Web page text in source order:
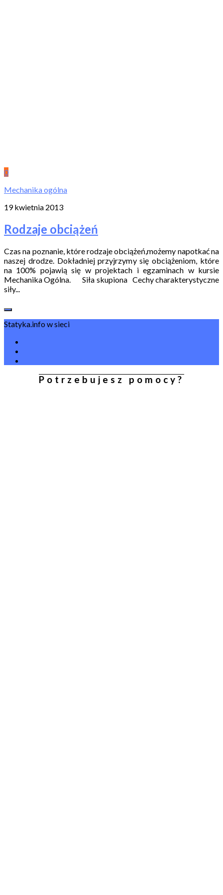
0
Mechanika ogólna
19 kwietnia 2013
Rodzaje obciążeń
Czas na poznanie, które rodzaje obciążeń,możemy napotkać na
naszej drodze. Dokładniej przyjrzymy się obciążeniom, które
na 100% pojawią się w projektach i egzaminach w kursie
Mechanika Ogólna. Siła skupiona Cechy charakterystyczne
siły...
Statyka.info w sieci
Potrzebujesz pomocy?